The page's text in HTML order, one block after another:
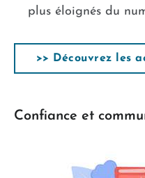
plus éloignés du
>> Découvrez les
Confiance et